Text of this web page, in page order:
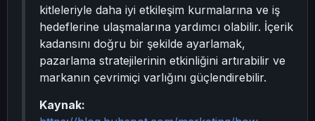
kitleleriyle daha iyi etkileşim kurmalarına ve iş
hedeflerine ulaşmalarına yardımcı olabilir. İçerik
kadansını doğru bir şekilde ayarlamak,
pazarlama stratejilerinin etkinliğini artırabilir ve
markanın çevrimiçi varlığını güçlendirebilir.
Kaynak: